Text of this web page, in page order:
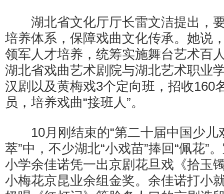
湖北省文化厅厅长雷文洁提出，
培养体系，保障戏曲文化传承。她说
领军人才培养，统筹实施舞台艺术百
湖北省戏曲艺术剧院与湖北艺术职业
汉剧以及黄梅戏3个定向班，招收160
员，培养戏曲“接班人”。
10月刚结束的“第二十届中国少儿
萃”中，不少湖北“小戏苗”捧回“佩花”
小学余佳诺凭一出京剧花旦戏《拾玉
小梅花京昆业余组金奖。余佳诺打小